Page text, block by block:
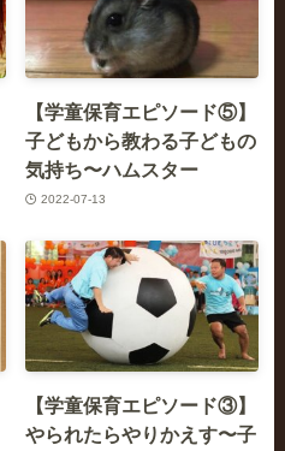
【学童保育エピソード⑤】
子どもから教わる子どもの
気持ち〜ハムスター
2022-07-13
【学童保育エピソード③】
やられたらやりかえす〜子